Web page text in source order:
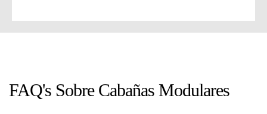
FAQ's Sobre Cabañas Modulares